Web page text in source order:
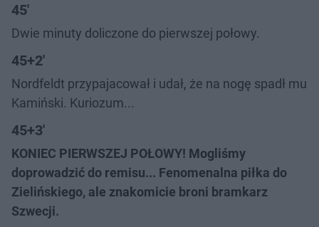
45'
Dwie minuty doliczone do pierwszej połowy.
45+2'
Nordfeldt przypajacował i udał, że na nogę spadł mu
Kamiński. Kuriozum...
45+3'
KONIEC PIERWSZEJ POŁOWY! Mogliśmy
doprowadzić do remisu... Fenomenalna piłka do
Zielińskiego, ale znakomicie broni bramkarz
Szwecji.